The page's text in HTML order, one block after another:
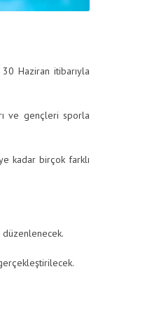
Haziran itibarıyla
ve gençleri sporla
kadar birçok farklı